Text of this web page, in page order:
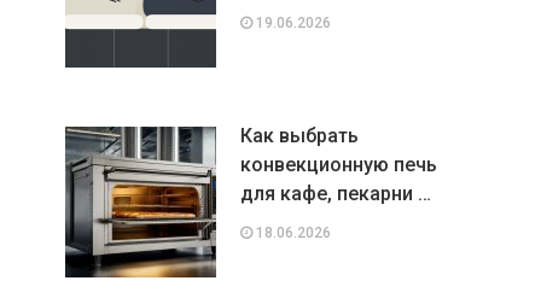
19.06.2026
Как выбрать
конвекционную печь
для кафе, пекарни …
18.06.2026